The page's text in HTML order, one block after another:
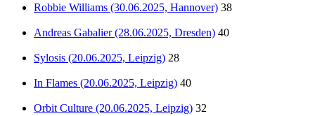
Robbie Williams (30.06.2025, Hannover) 38
Andreas Gabalier (28.06.2025, Dresden) 40
Sylosis (20.06.2025, Leipzig) 28
In Flames (20.06.2025, Leipzig) 40
Orbit Culture (20.06.2025, Leipzig) 32